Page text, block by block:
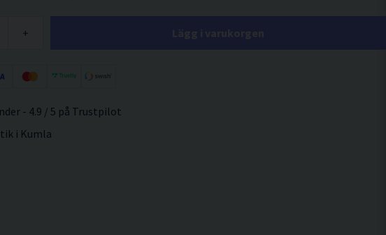
+
- 4.9 / 5 på Trustpilot
i Kumla